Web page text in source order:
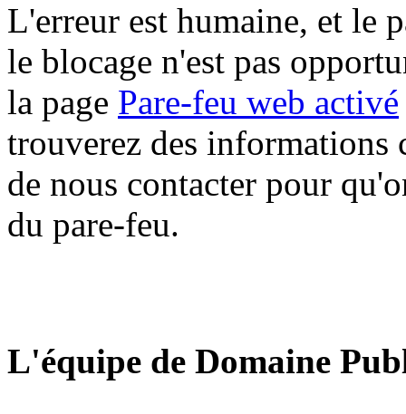
L'erreur est humaine, et le
le blocage n'est pas
la page Pare-feu web activé
trouverez des informations
de nous contacter pour
du pare-feu.
L'équipe de Domaine